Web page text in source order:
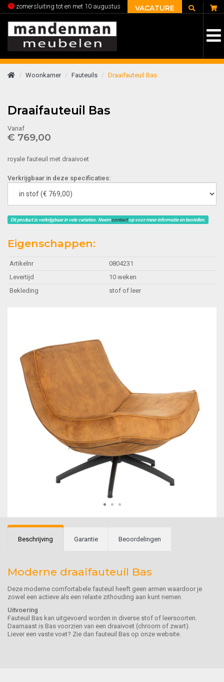
zomersluiting tot en met 10 augustus VACATURE
Woonkamer Fauteuils Draaifauteuil Bas
Draaifauteuil Bas
Vanaf
€ 769,00
royale fauteuil met draaivoet
Verkrijgbaar in deze specificaties:
Dit product is verkrijgbaar in vele variaties. Neemcontactop voor meer informatie en bestellen.
Eigenschappen:
Artikelnr
0804231
Levertijd
10 weken
Bekleding
stof of leer
Beschrijving Garantie Beoordelingen
Moderne draaifauteuil Bas
Deze moderne comfortabele fauteuil heeft geen armen waardoor je
zowel een actieve als een relaxte zithouding aan kunt nemen.
Uitvoering
Fauteuil Bas kan uitgevoerd worden in diverse stof of leersoorten.
Daarnaast is Bas voorzien van een draaivoet (chroom of zwart).
Liever een vaste voet? Zie dan fauteuil Bas op onze website.